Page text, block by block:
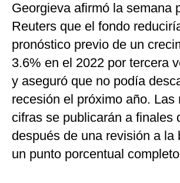
Georgieva afirmó la semana
Reuters que el fondo
pronóstico previo de un
3.6% en el 2022 por tercera
y aseguró que no podía
recesión el próximo año. Las
cifras se publicarán a finales
después de una revisión a la
un punto porcentual